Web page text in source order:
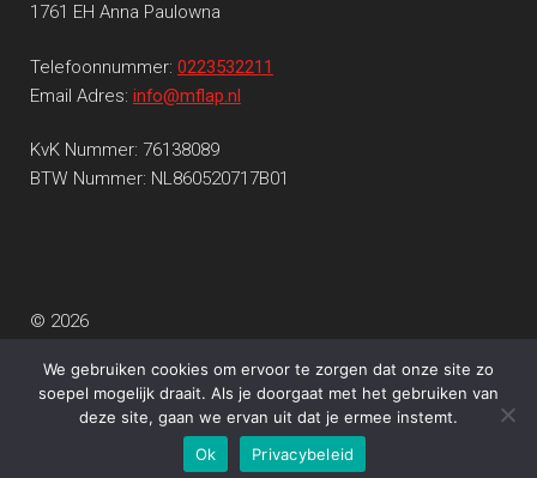
1761 EH Anna Paulowna
Telefoonnummer: 0223532211
Email Adres: info@mflap.nl
KvK Nummer: 76138089
BTW Nummer: NL860520717B01
© 2026
We gebruiken cookies om ervoor te zorgen dat onze site zo
soepel mogelijk draait. Als je doorgaat met het gebruiken van
deze site, gaan we ervan uit dat je ermee instemt.
Ok
Privacybeleid